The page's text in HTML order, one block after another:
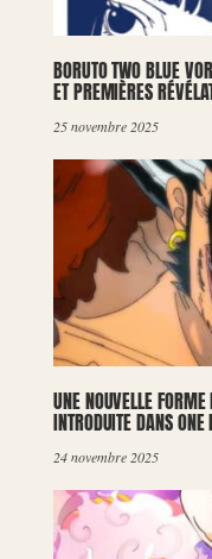
BORUTO TWO BLUE
ET PREMIÈRES
25 novembre 2025
UNE NOUVELLE
INTRODUITE DANS ONE
24 novembre 2025